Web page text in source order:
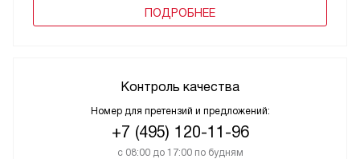
ПОДРОБНЕЕ
Контроль качества
Номер для претензий и предложений:
+7 (495) 120-11-96
с 08:00 до 17:00 по будням